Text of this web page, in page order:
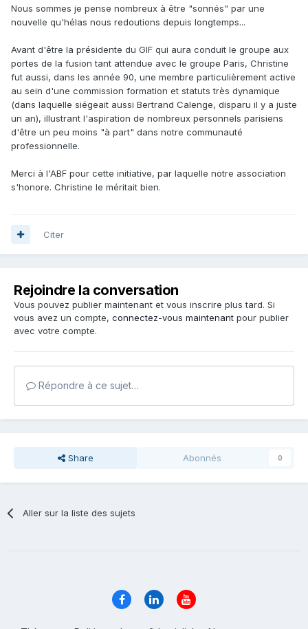
Nous sommes je pense nombreux à être "sonnés" par une
nouvelle qu'hélas nous redoutions depuis longtemps...
Avant d'être la présidente du GIF qui aura conduit le groupe aux
portes de la fusion tant attendue avec le groupe Paris, Christine
fut aussi, dans les année 90, une membre particulièrement active
au sein d'une commission formation et statuts très dynamique
(dans laquelle siégeait aussi Bertrand Calenge, disparu il y a juste
un an), illustrant l'aspiration de nombreux personnels parisiens
d'être un peu moins "à part" dans notre communauté
professionnelle.
Merci à l'ABF pour cette initiative, par laquelle notre association
s'honore. Christine le méritait bien.
Citer
Rejoindre la conversation
Vous pouvez publier maintenant et vous inscrire plus tard. Si
vous avez un compte, connectez-vous maintenant pour publier
avec votre compte.
Répondre à ce sujet…
Share Abonnés 0
Aller sur la liste des sujets